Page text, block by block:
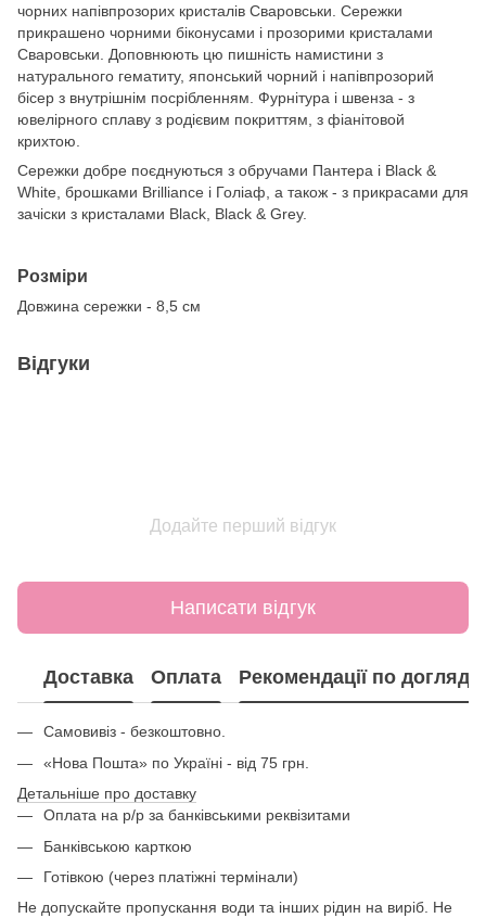
чорних напівпрозорих кристалів Сваровськи. Сережки
прикрашено чорними біконусами і прозорими кристалами
Сваровськи. Доповнюють цю пишність намистини з
натурального гематиту, японський чорний і напівпрозорий
бісер з внутрішнім посрібленням. Фурнітура і швенза - з
ювелірного сплаву з родієвим покриттям, з фіанітовой
крихтою.
Сережки добре поєднуються з обручами Пантера і Black &
White, брошками Brilliance і Голіаф, а також - з прикрасами для
зачіски з кристалами Black, Black & Grey.
Розміри
Довжина сережки - 8,5 см
Відгуки
Додайте перший відгук
Написати відгук
Доставка Оплата Рекомендації по догляду
Самовивіз - безкоштовно.
«Нова Пошта» по Україні - від 75 грн.
Детальніше про доставку
Оплата на р/р за банківськими реквізитами
Банківською карткою
Готівкою (через платіжні термінали)
Не допускайте пропускання води та інших рідин на виріб. Не